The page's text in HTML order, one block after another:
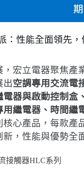
：性能全面領先
，宏立電器聚焦產
出空調專用交流電
電器與啟動控制盒
用繼電器、時間繼
核心產品，每款產
新，性能與優勢全
接觸器HLC系列